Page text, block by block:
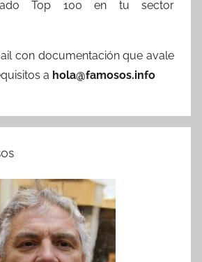
Top 100 en tu sector
con documentación que avale
a hola@famosos.info